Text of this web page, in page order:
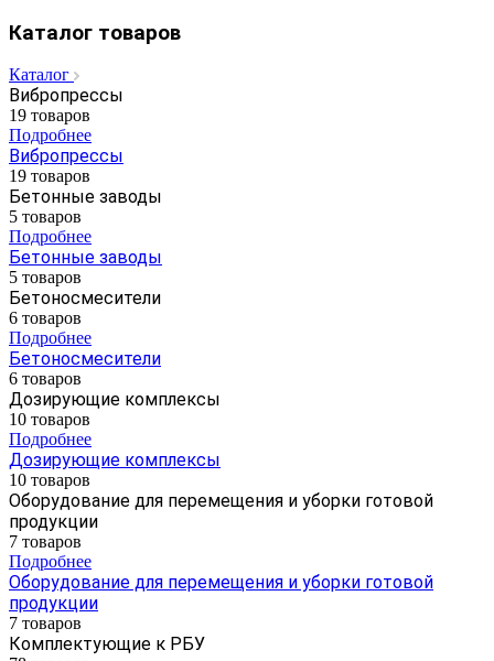
Каталог товаров
Каталог
Вибропрессы
19 товаров
Подробнее
Вибропрессы
19 товаров
Бетонные заводы
5 товаров
Подробнее
Бетонные заводы
5 товаров
Бетоносмесители
6 товаров
Подробнее
Бетоносмесители
6 товаров
Дозирующие комплексы
10 товаров
Подробнее
Дозирующие комплексы
10 товаров
Оборудование для перемещения и уборки готовой
продукции
7 товаров
Подробнее
Оборудование для перемещения и уборки готовой
продукции
7 товаров
Комплектующие к РБУ